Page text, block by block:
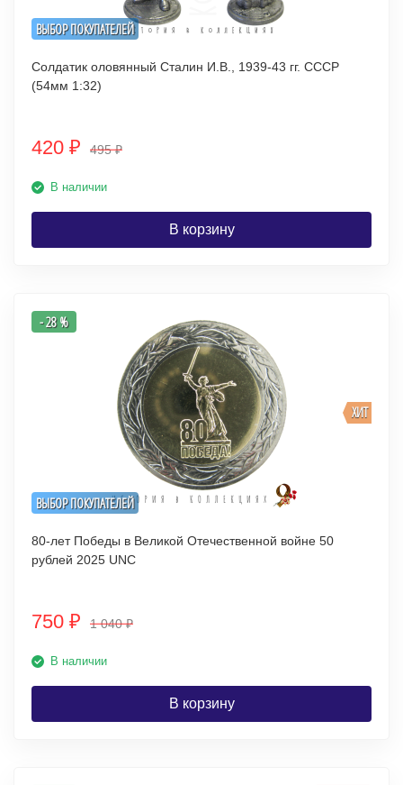
ВЫБОР ПОКУПАТЕЛЕЙ
Солдатик оловянный Сталин И.В., 1939-43 гг. СССР
(54мм 1:32)
420 ₽ 495₽
В наличии
В корзину
ВЫБОР ПОКУПАТЕЛЕЙ
ХИТ
- 28 %
80-лет Победы в Великой Отечественной войне 50
рублей 2025 UNC
750 ₽ 1 040₽
В наличии
В корзину